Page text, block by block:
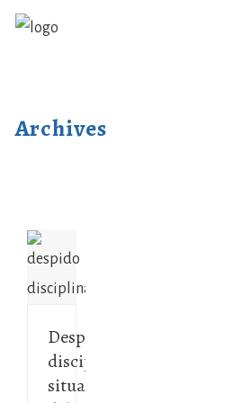
Archives
Despido
disciplinario,
situación